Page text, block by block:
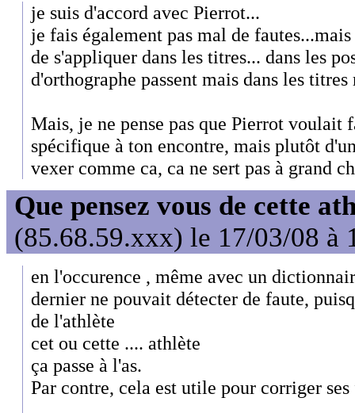
je suis d'accord avec Pierrot...
je fais également pas mal de
de s'appliquer dans les titres... dans les
d'orthographe passent mais dans les titres
Mais, je ne pense pas que Pierrot voulait
spécifique à ton encontre, mais plutôt
vexer comme ca, ca ne sert pas à grand
Que pensez vous de cette
(85.68.59.xxx) le 17/03/08 à
en l'occurence , même avec un
dernier ne pouvait détecter de faute,
de l'athlète
cet ou cette .... athlète
ça passe à l'as.
Par contre, cela est utile pour corriger ses